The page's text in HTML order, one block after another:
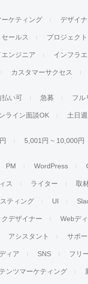
ーケティング デザイ
セールス プロジェク
ンジニア インフラ
カスタマーサクセス
払い可 急募 フル
ライン面談OK 土日
5,001円 ~ 10,000円
PM WordPress
ス ライター 取
ティング UI
デザイナー Webデ
アシスタント サポー
ィア SNS フリ
ンツマーケティング